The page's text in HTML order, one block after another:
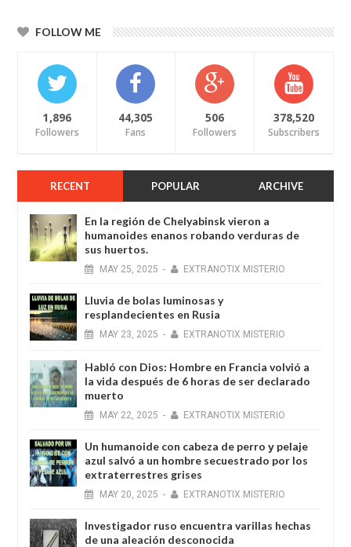
FOLLOW ME
1,896
Followers
44,305
Fans
506
Followers
378,520
Subscribers
RECENT POPULAR ARCHIVE
En la región de Chelyabinsk vieron a
humanoides enanos robando verduras de
sus huertos.
MAY 25, 2025 - EXTRANOTIX MISTERIO
Lluvia de bolas luminosas y
resplandecientes en Rusia
MAY 23, 2025 - EXTRANOTIX MISTERIO
Habló con Dios: Hombre en Francia volvió a
la vida después de 6 horas de ser declarado
muerto
MAY 22, 2025 - EXTRANOTIX MISTERIO
Un humanoide con cabeza de perro у pelaje
azul salvó a un hombre secuestrado por los
extraterrestres grises
MAY 20, 2025 - EXTRANOTIX MISTERIO
Investigador ruso encuentra varillas hechas
de una aleación desconocida